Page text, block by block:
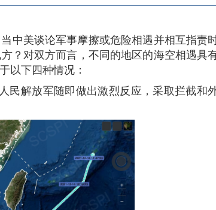
中美谈论军事摩擦或危险相遇并相互指责
？对双方而言，不同的地区的海空相遇具
以下四种情况：
民解放军随即做出激烈反应，采取拦截和